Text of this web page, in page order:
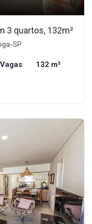
3 quartos, 132m²
SP
132 m²